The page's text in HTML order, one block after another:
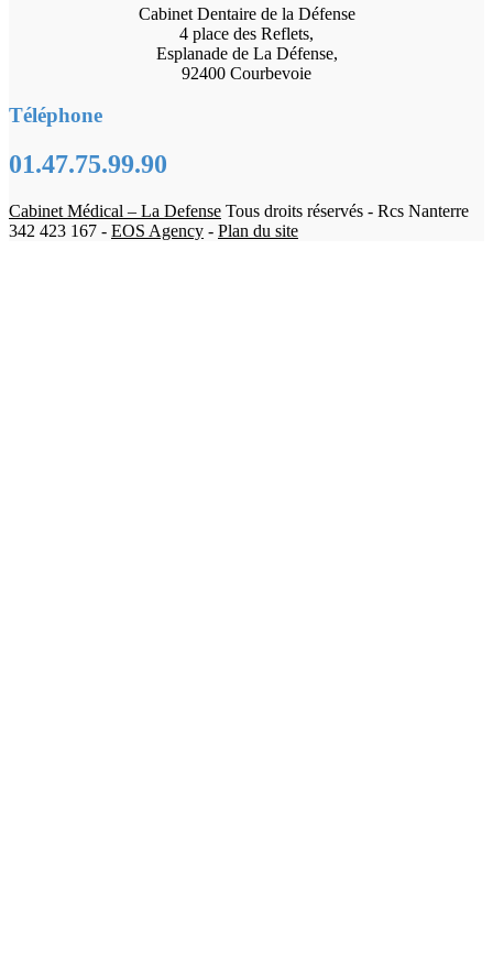
Cabinet Dentaire de la Défense
4 place des Reflets,
Esplanade de La Défense,
92400 Courbevoie
Téléphone
01.47.75.99.90
Cabinet Médical – La Defense Tous droits réservés - Rcs Nanterre
342 423 167 - EOS Agency - Plan du site